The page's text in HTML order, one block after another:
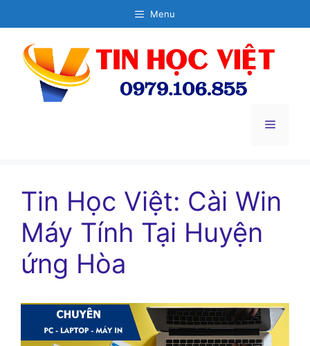
đến
dung
Menu
Menu
Tin Học Việt: Cài Win
Máy Tính Tại Huyện
ứng Hòa